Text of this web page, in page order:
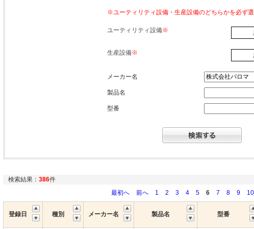
※ユーティリティ設備・生産設備のどちらかを必ず選
ユーティリティ設備※
生産設備※
メーカー名
製品名
型番
検索結果： 386件
最初へ
前へ 1 2 3 4 5 6 7 8 9 10
登録日 種別 メーカー名 製品名 型番